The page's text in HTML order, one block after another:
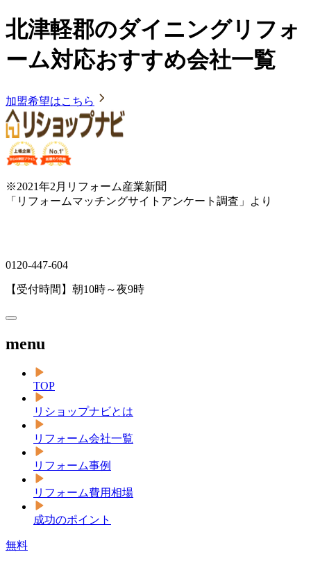
北津軽郡のダイニングリフォ
ーム対応おすすめ会社一覧
加盟希望はこちら
※2021年2月リフォーム産業新聞
「リフォームマッチングサイトアンケート調査」より
0120-447-604
【受付時間】朝10時～夜9時
menu
TOP
リショップナビとは
リフォーム会社一覧
リフォーム事例
リフォーム費用相場
成功のポイント
無料